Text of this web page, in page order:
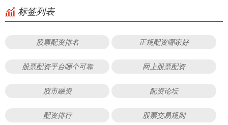
标签列表
股票配资排名 正规配资哪家好
股票配资平台哪个可靠 网上股票配资
股市融资 配资论坛
配资排行 股票交易规则